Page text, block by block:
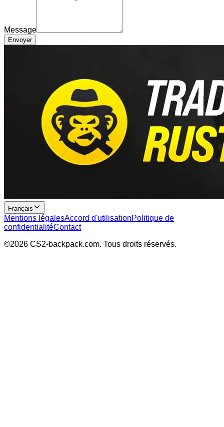
Message
Envoyer
Français
Mentions légalesAccord d'utilisationPolitique de
confidentialitéContact
©2026 CS2-backpack.com. Tous droits réservés.